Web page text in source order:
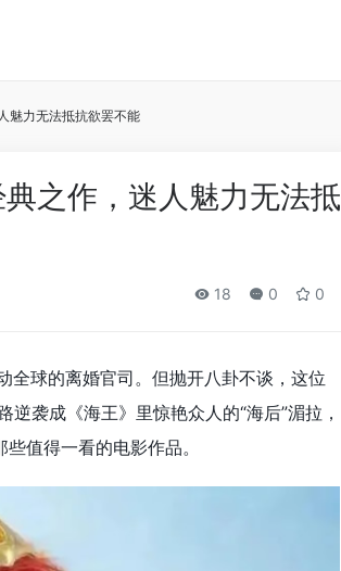
魅力无法抵抗欲罢不能
之作，迷人魅力无法抵
18 0 0
全球的离婚官司。但抛开八卦不谈，这位
袭成《海王》里惊艳众人的“海后”湄拉，
值得一看的电影作品。